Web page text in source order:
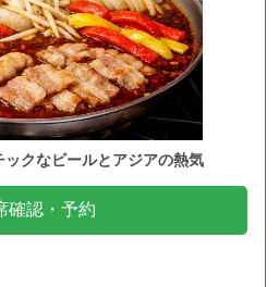
クなビールとアジアの熱気
確認・予約